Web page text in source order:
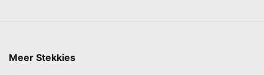
Meer Stekkies